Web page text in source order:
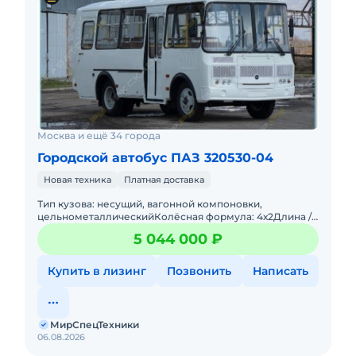
Москва и ещё 34 города
Городской автобус ПАЗ 320530-04
Новая техника Платная доставка
Тип кузова: несущий, вагонной компоновки,
цельнометаллическийКолёсная формула: 4х2Длина /
Ширина / Высота, мм: 7000 / 2500 /2960 Высота потолка
в салоне, мм: 19
5 044 000 ₽
Купить в лизинг Позвонить Написать
06.08.2026
МирСпецТехники